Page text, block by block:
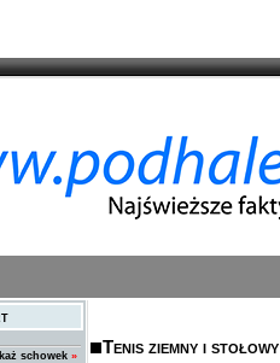
schowek »
Tenis ziemny i stołowy